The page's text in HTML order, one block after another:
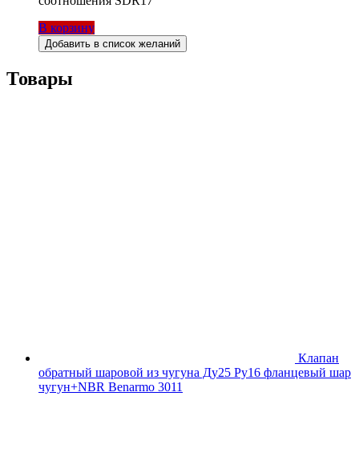
В корзину
Добавить в список желаний
Товары
Клапан
обратный шаровой из чугуна Ду25 Ру16 фланцевый шар
чугун+NBR Benarmo 3011